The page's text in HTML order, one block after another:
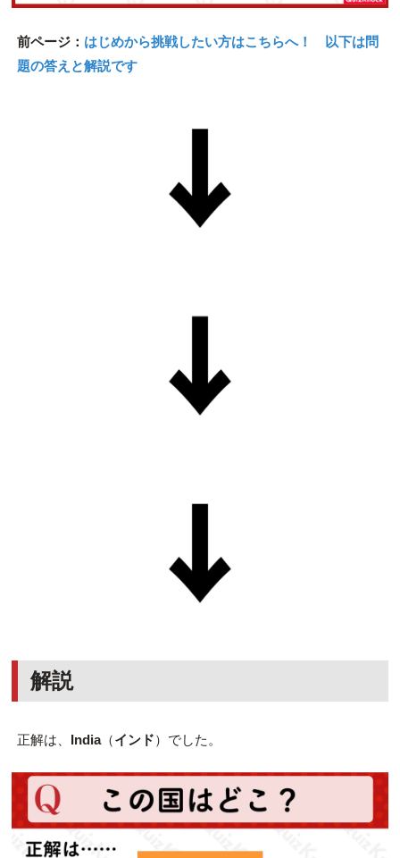
前ページ： はじめから挑戦したい方はこちらへ！ 以下は問
題の答えと解説です
解説
正解は、 India（インド）でした。